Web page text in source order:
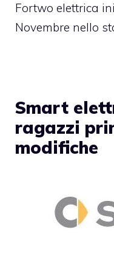
Fortwo elettrica
Novembre nello
Smart
ragazzi
modifiche